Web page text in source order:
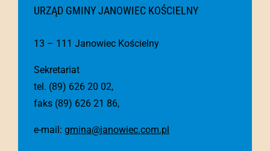
URZĄD GMINY JANOWIEC KOŚCIELNY
13 – 111 Janowiec Kościelny
Sekretariat
tel. (89) 626 20 02,
faks (89) 626 21 86,
e-mail: gmina@janowiec.com.pl